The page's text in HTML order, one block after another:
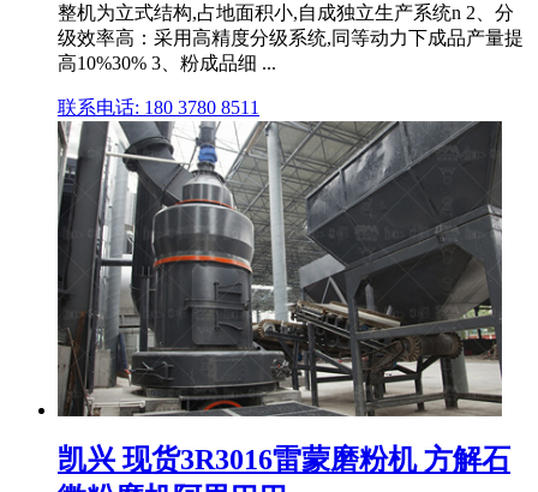
整机为立式结构,占地面积小,自成独立生产系统n 2、分
级效率高：采用高精度分级系统,同等动力下成品产量提
高10%30% 3、粉成品细 ...
联系电话: 180 3780 8511
凯兴 现货3R3016雷蒙磨粉机 方解石